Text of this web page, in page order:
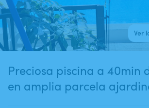
Ver
Preciosa piscina a 40min
en amplia parcela